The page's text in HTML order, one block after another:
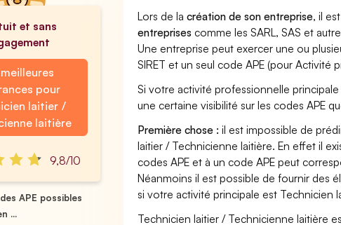
et sans
pour
laitier /
laitière
9,8/10
APE possibles
...
Lors de lacréation de son entreprise, il
entreprises comme les SARL, SAS et
Une entreprise peut exercer une ou
SIRET et un seul code APE (pour Activité
Si votre activité professionnelle
une certaine visibilité sur les codes APE
Première chose : il est impossible de
laitier / Technicienne laitière. En effet il
codes APE et à un code APE peut
Néanmoins il est possible de fournir des
si votre activité principale est Technicien
Technicien laitier / Technicienne laitière